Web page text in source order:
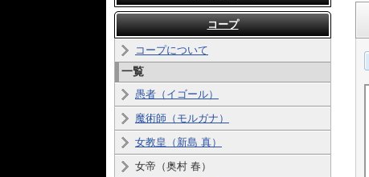
コープ
コープについて
一覧
愚者（イゴール）
魔術師（モルガナ）
女教皇（新島 真）
女帝（奥村 春）